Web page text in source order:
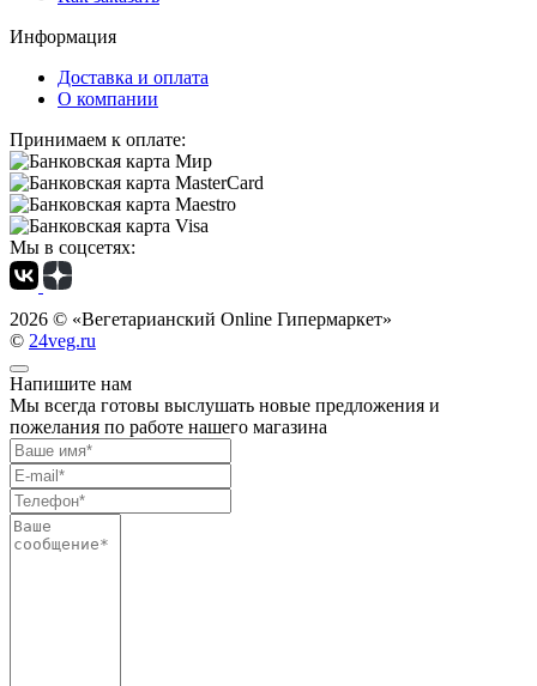
Информация
Доставка и оплата
О компании
Принимаем к оплате:
Мы в соцсетях:
2026 © «Вегетарианский Online Гипермаркет»
© 24veg.ru
Напишите нам
Мы всегда готовы выслушать новые предложения и
пожелания по работе нашего магазина